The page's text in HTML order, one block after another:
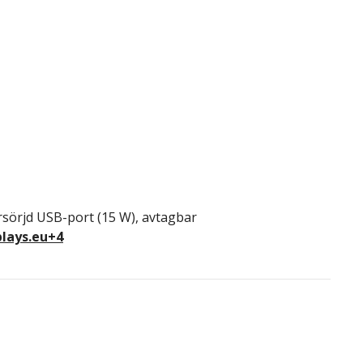
USB-port (15 W), avtagbar
+4